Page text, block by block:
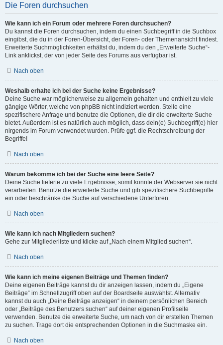
Die Foren durchsuchen
Wie kann ich ein Forum oder mehrere Foren durchsuchen?
Du kannst die Foren durchsuchen, indem du einen Suchbegriff in die Suchbox
eingibst, die du in der Foren-Übersicht, der Foren- oder Themenansicht findest.
Erweiterte Suchmöglichkeiten erhältst du, indem du den „Erweiterte Suche“-
Link anklickst, der von jeder Seite des Forums aus verfügbar ist.
Nach oben
Weshalb erhalte ich bei der Suche keine Ergebnisse?
Deine Suche war möglicherweise zu allgemein gehalten und enthielt zu viele
gängige Wörter, welche von phpBB nicht indiziert werden. Stelle eine
spezifischere Anfrage und benutze die Optionen, die dir die erweiterte Suche
bietet. Außerdem ist es natürlich auch möglich, dass dein(e) Suchbegriff(e) hier
nirgends im Forum verwendet wurden. Prüfe ggf. die Rechtschreibung der
Begriffe!
Nach oben
Warum bekomme ich bei der Suche eine leere Seite?
Deine Suche lieferte zu viele Ergebnisse, somit konnte der Webserver sie nicht
verarbeiten. Benutze die erweiterte Suche und gib spezifischere Suchbegriffe
ein oder beschränke die Suche auf verschiedene Unterforen.
Nach oben
Wie kann ich nach Mitgliedern suchen?
Gehe zur Mitgliederliste und klicke auf „Nach einem Mitglied suchen“.
Nach oben
Wie kann ich meine eigenen Beiträge und Themen finden?
Deine eigenen Beiträge kannst du dir anzeigen lassen, indem du „Eigene
Beiträge“ im Schnellzugriff oben auf der Boardseite auswählst. Alternativ
kannst du auch „Deine Beiträge anzeigen“ in deinem persönlichen Bereich
oder „Beiträge des Benutzers suchen“ auf deiner eigenen Profilseite
verwenden. Benutze die erweiterte Suche, um nach von dir erstellen Themen
zu suchen. Trage dort die entsprechenden Optionen in die Suchmaske ein.
Nach oben